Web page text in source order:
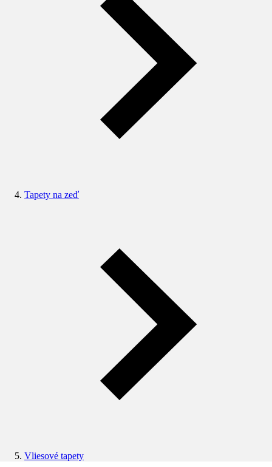
Tapety na zeď
Vliesové tapety